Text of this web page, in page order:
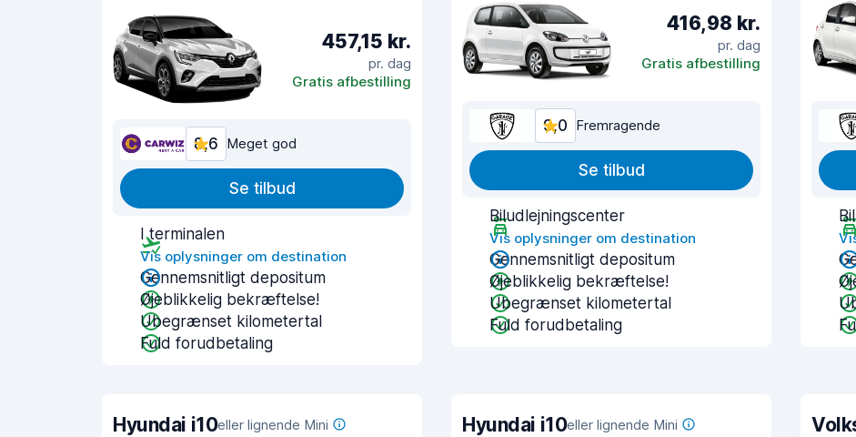
457,15 kr.
pr. dag
Gratis afbestilling
8,6 Meget god
Se tilbud
I terminalen
Vis oplysninger om destination
Gennemsnitligt depositum
Øjeblikkelig bekræftelse!
Ubegrænset kilometertal
Fuld forudbetaling
416,98 kr.
pr. dag
Gratis afbestilling
9,0 Fremragende
Se tilbud
Biludlejningscenter
Vis oplysninger om destination
Gennemsnitligt depositum
Øjeblikkelig bekræftelse!
Ubegrænset kilometertal
Fuld forudbetaling
Hyundai i10eller lignende Mini
Hyundai i10eller lignende Mini